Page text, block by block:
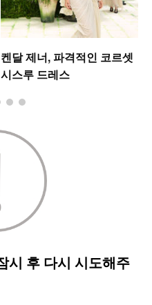
켄달 제너, 파격적인 코르셋
시스루 드레스